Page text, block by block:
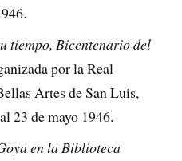
tiempo, Bicentenario del
por la Real
Artes de San Luis,
23 de mayo 1946.
en la Biblioteca